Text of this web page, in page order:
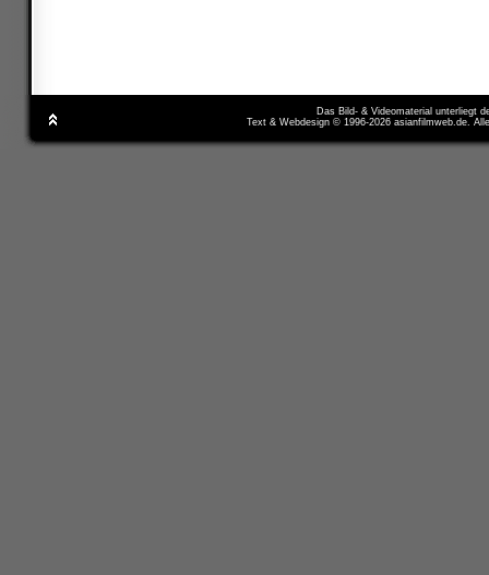
Das Bild- & Videomaterial unterliegt
Text & Webdesign © 1996-2026 asianfilmweb.de.